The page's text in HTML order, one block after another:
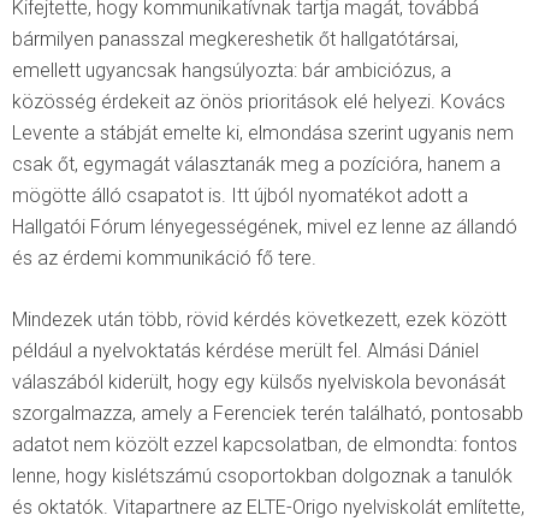
Kifejtette, hogy kommunikatívnak tartja magát, továbbá
bármilyen panasszal megkereshetik őt hallgatótársai,
emellett ugyancsak hangsúlyozta: bár ambiciózus, a
közösség érdekeit az önös prioritások elé helyezi. Kovács
Levente a stábját emelte ki, elmondása szerint ugyanis nem
csak őt, egymagát választanák meg a pozícióra, hanem a
mögötte álló csapatot is. Itt újból nyomatékot adott a
Hallgatói Fórum lényegességének, mivel ez lenne az állandó
és az érdemi kommunikáció fő tere.
Mindezek után több, rövid kérdés következett, ezek között
például a nyelvoktatás kérdése merült fel. Almási Dániel
válaszából kiderült, hogy egy külsős nyelviskola bevonását
szorgalmazza, amely a Ferenciek terén található, pontosabb
adatot nem közölt ezzel kapcsolatban, de elmondta: fontos
lenne, hogy kislétszámú csoportokban dolgoznak a tanulók
és oktatók. Vitapartnere az ELTE-Origo nyelviskolát említette,